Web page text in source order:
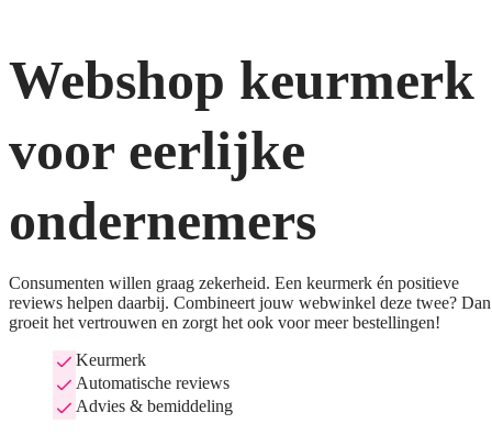
Webshop keurmerk
voor eerlijke
ondernemers
Consumenten willen graag zekerheid. Een keurmerk én positieve
reviews helpen daarbij. Combineert jouw webwinkel deze twee? Dan
groeit het vertrouwen en zorgt het ook voor meer bestellingen!
Keurmerk
Automatische reviews
Advies & bemiddeling